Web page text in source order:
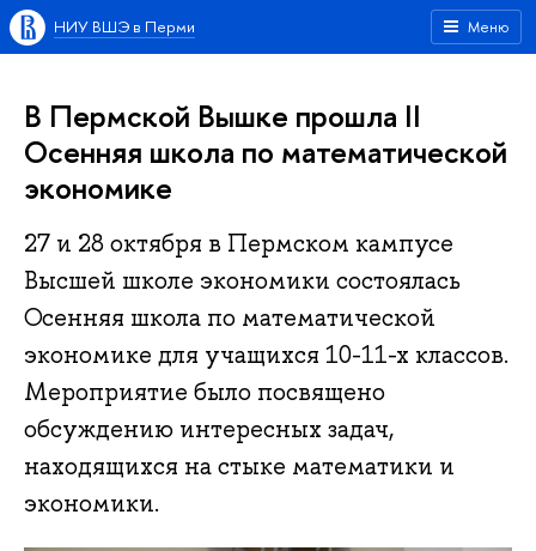
Меню
НИУ ВШЭ в Перми
В Пермской Вышке прошла II
Осенняя школа по математической
экономике
27 и 28 октября в Пермском кампусе
Высшей школе экономики состоялась
Осенняя школа по математической
экономике для учащихся 10-11-х классов.
Мероприятие было посвящено
обсуждению интересных задач,
находящихся на стыке математики и
экономики.